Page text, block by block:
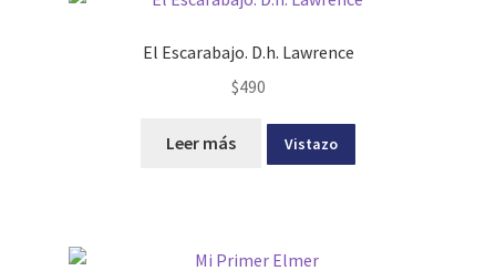
El Escarabajo. D.h. Lawrence
$490
Leer más Vistazo